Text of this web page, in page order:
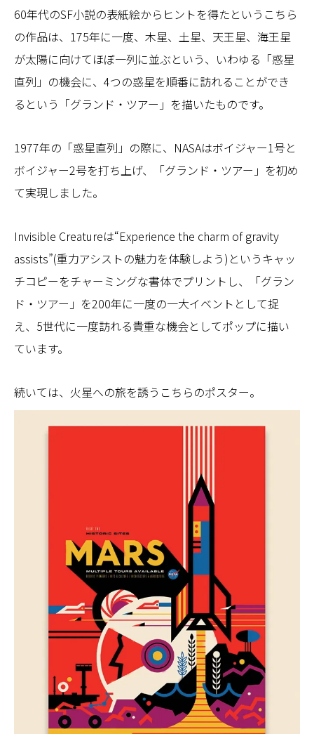
60年代のSF小説の表紙絵からヒントを得たというこちら
の作品は、175年に一度、木星、土星、天王星、海王星
が太陽に向けてほぼ一列に並ぶという、いわゆる「惑星
直列」の機会に、4つの惑星を順番に訪れることができ
るという「グランド・ツアー」を描いたものです。
1977年の「惑星直列」の際に、NASAはボイジャー1号と
ボイジャー2号を打ち上げ、「グランド・ツアー」を初め
て実現しました。
Invisible Creatureは“Experience the charm of gravity
assists”(重力アシストの魅力を体験しよう)というキャッ
チコピーをチャーミングな書体でプリントし、「グラン
ド・ツアー」を200年に一度の一大イベントとして捉
え、5世代に一度訪れる貴重な機会としてポップに描い
ています。
続いては、火星への旅を誘うこちらのポスター。